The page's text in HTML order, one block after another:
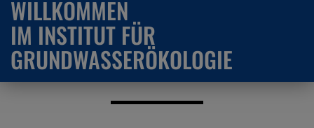
WILLKOMMEN
IM INSTITUT FÜR
GRUND­WAS­SER­ÖKO­LOGIE